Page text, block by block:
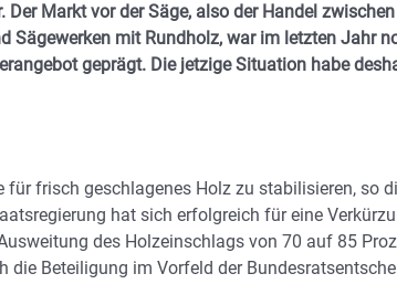
Der Markt vor der Säge, also der Handel zwischen
Sägewerken mit Rundholz, war im letzten Jahr
geprägt. Die jetzige Situation habe
für frisch geschlagenes Holz zu stabilisieren, so
hat sich erfolgreich für eine
des Holzeinschlags von 70 auf 85
Beteiligung im Vorfeld der